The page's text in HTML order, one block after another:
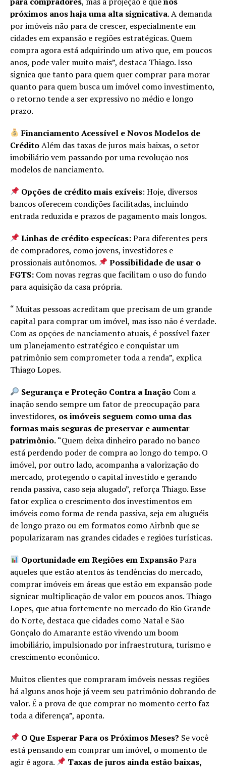
próximos anos haja uma alta signicativa. A demanda
por imóveis não para de crescer, especialmente em
cidades em expansão e regiões estratégicas. Quem
compra agora está adquirindo um ativo que, em poucos
anos, pode valer muito mais”, destaca Thiago. Isso
signica que tanto para quem quer comprar para morar
quanto para quem busca um imóvel como investimento,
o retorno tende a ser expressivo no médio e longo
prazo.
Financiamento Acessível e Novos Modelos de
CréditoAlém das taxas de juros mais baixas, o setor
imobiliário vem passando por uma revolução nos
modelos de nanciamento.
Opções de crédito mais exíveis: Hoje, diversos
bancos oferecem condições facilitadas, incluindo
entrada reduzida e prazos de pagamento mais longos.
Linhas de crédito especícas:Para diferentes pers
de compradores, como jovens, investidores e
prossionais autônomos.
Possibilidade de usar o
FGTS: Com novas regras que facilitam o uso do fundo
para aquisição da casa própria.
“ Muitas pessoas acreditam que precisam de um grande
capital para comprar um imóvel, mas isso não é verdade.
Com as opções de nanciamento atuais, é possível fazer
um planejamento estratégico e conquistar um
patrimônio sem comprometer toda a renda”, explica
Thiago Lopes.
Segurança e Proteção Contra a Inação Com a
inação sendo sempre um fator de preocupação para
investidores, os imóveis seguem como uma das
formas mais seguras de preservar e aumentar
patrimônio.“Quem deixa dinheiro parado no banco
está perdendo poder de compra ao longo do tempo. O
imóvel, por outro lado, acompanha a valorização do
mercado, protegendo o capital investido e gerando
renda passiva, caso seja alugado”, reforça Thiago. Esse
fator explica o crescimento dos investimentos em
imóveis como forma de renda passiva, seja em aluguéis
de longo prazo ou em formatos como Airbnb que se
popularizaram nas grandes cidades e regiões turísticas.
Oportunidade em Regiões em ExpansãoPara
aqueles que estão atentos às tendências do mercado,
comprar imóveis em áreas que estão em expansão pode
signicar multiplicação de valor em poucos anos. Thiago
Lopes, que atua fortemente no mercado do Rio Grande
do Norte, destaca que cidades como Natal e São
Gonçalo do Amarante estão vivendo um boom
imobiliário, impulsionado por infraestrutura, turismo e
crescimento econômico.
Muitos clientes que compraram imóveis nessas regiões
há alguns anos hoje já veem seu patrimônio dobrando de
valor. É a prova de que comprar no momento certo faz
toda a diferença”, aponta.
O Que Esperar Para os Próximos Meses? Se você
está pensando em comprar um imóvel, o momento de
agir é agora.
Taxas de juros ainda estão baixas,